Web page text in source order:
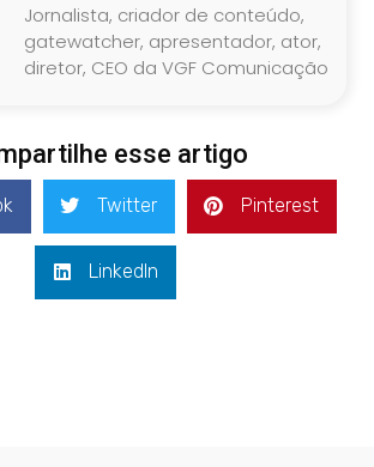
Jornalista, criador de conteúdo,
gatewatcher, apresentador, ator,
diretor, CEO da VGF Comunicação
esse artigo
Twitter Pinterest
LinkedIn